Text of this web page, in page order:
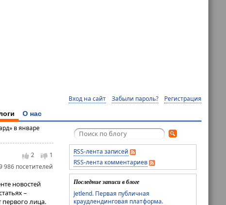
Вход на сайт Забыли пароль? Регистрация
О нас
в январе
2
1
986 посетителей
новостей
–
первого лица.
RSS-лента записей
RSS-лента комментариев
Последние записи в блоге
Jetlend. Первая публичная
краудлендинговая платформа.